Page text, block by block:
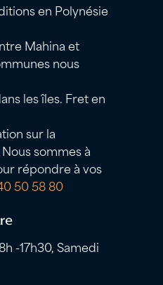
en Polynésie
Mahina et
nous
les îles. Fret en
sur la
Nous sommes à
répondre à vos
50 58 80
-17h30, Samedi